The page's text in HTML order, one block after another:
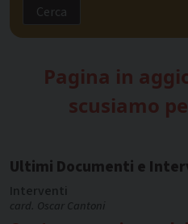
Pagina in
scusiamo
Ultimi Documenti e
Interventi
card. Oscar Cantoni